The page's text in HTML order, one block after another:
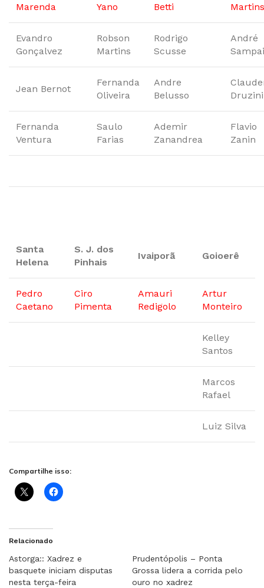
Marenda
Yano
Betti
Martins
Evandro
Gonçalvez
Robson
Martins
Rodrigo
Scusse
André
Jean Bernot
Fernanda
Oliveira
Andre
Belusso
Druzini
Fernanda
Ventura
Saulo
Farias
Ademir
Zanandrea
Flavio
Zanin
Santa
Helena
S. J. dos
Pinhais
Ivaiporã Goioerê
Pedro
Caetano
Ciro
Pimenta
Amauri
Redigolo
Artur
Monteiro
Kelley
Santos
Marcos
Rafael
Luiz Silva
Compartilhe isso:
Relacionado
Astorga:: Xadrez e
basquete iniciam disputas
nesta terça-feira
Prudentópolis – Ponta
Grossa lidera a corrida pelo
ouro no xadrez